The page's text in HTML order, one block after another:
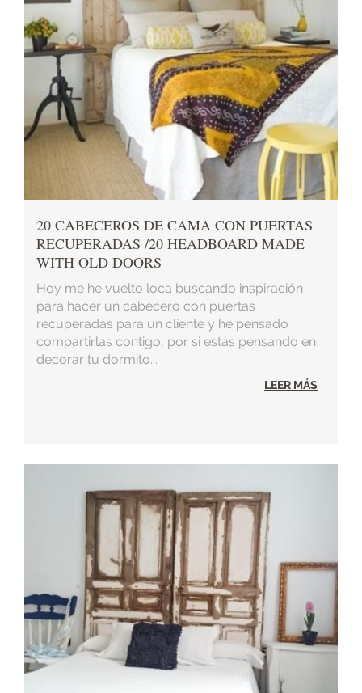
20 CABECEROS DE CAMA CON PUERTAS
RECUPERADAS /20 HEADBOARD MADE
WITH OLD DOORS
Hoy me he vuelto loca buscando inspiración
para hacer un cabecero con puertas
recuperadas para un cliente y he pensado
compartirlas contigo, por si estás pensando en
decorar tu dormito...
LEER MÁS